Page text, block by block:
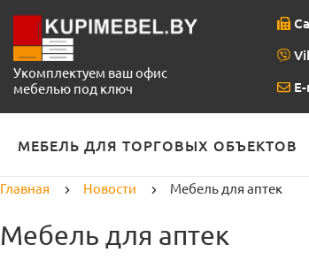
Укомплектуем ваш офис
мебелью под ключ
E-
МЕБЕЛЬ ДЛЯ ТОРГОВЫХ ОБЪЕКТОВ
Главная Новости Мебель для аптек
Мебель для аптек